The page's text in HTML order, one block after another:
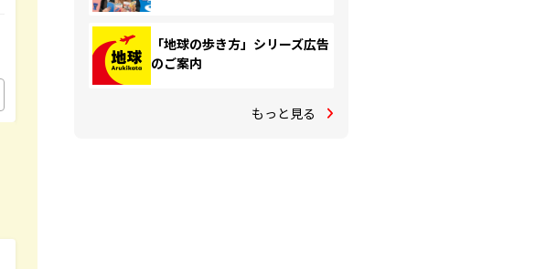
「地球の歩き方」シリーズ広告
のご案内
もっと見る